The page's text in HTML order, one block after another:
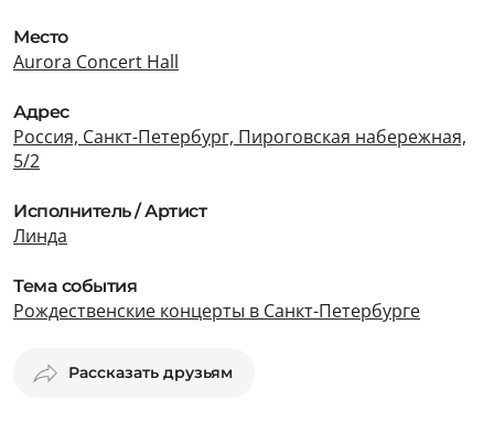
Место
Aurora Concert Hall
Адрес
Россия, Санкт-Петербург, Пироговская набережная,
5/2
Исполнитель / Артист
Линда
Тема события
Рождественские концерты в Санкт-Петербурге
Рассказать друзьям